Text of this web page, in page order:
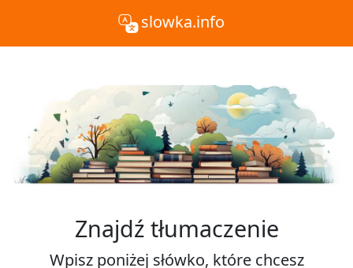
slowka.info
Znajdź tłumaczenie
Wpisz poniżej słówko, które chcesz